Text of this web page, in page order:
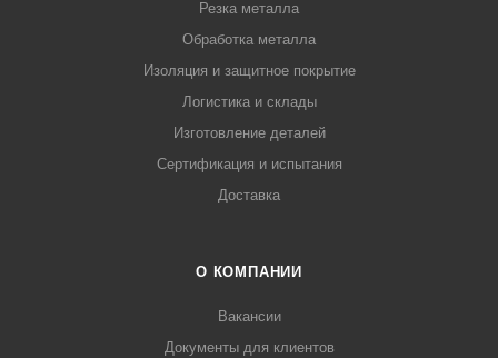
Резка металла
Обработка металла
Изоляция и защитное покрытие
Логистика и склады
Изготовление деталей
Сертификация и испытания
Доставка
О КОМПАНИИ
Вакансии
Документы для клиентов